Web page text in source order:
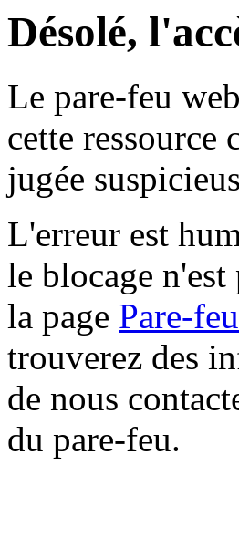
Désolé,
Le pare-feu
cette ressource
jugée
L'erreur est
le blocage
la page Pare-
trouverez des
de nous
du pare-feu.